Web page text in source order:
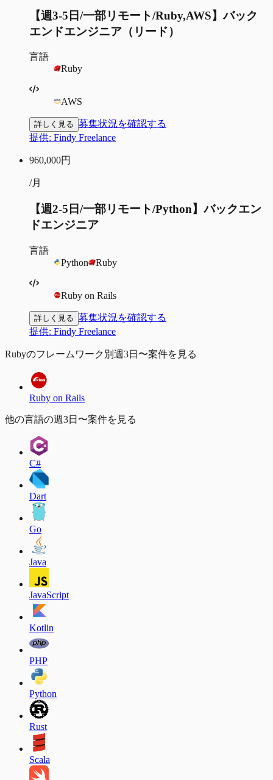
【週3-5日/一部リモート/Ruby,AWS】バック
エンドエンジニア（リード）
言語
Ruby
AWS
詳しく見る 募集状況を確認する
提供: Findy Freelance
960,000円
/月
【週2-5日/一部リモート/Python】バックエン
ドエンジニア
言語
Python
Ruby
Ruby on Rails
詳しく見る 募集状況を確認する
提供: Findy Freelance
Rubyのフレームワーク別週3日〜案件を見る
Ruby on Rails
他の言語の週3日〜案件を見る
C#
Dart
Go
Java
JavaScript
Kotlin
PHP
Python
Rust
Scala